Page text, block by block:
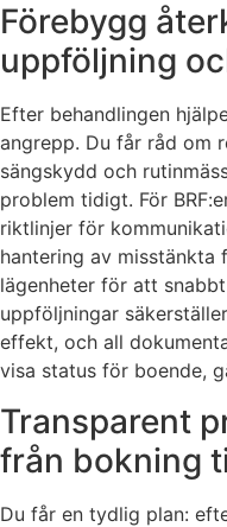
Förebygg
uppföljning
Efter behandlingen
angrepp. Du får råd om
sängskydd och
problem tidigt. För
riktlinjer för
hantering av misstänkta
lägenheter för att
uppföljningar
effekt, och all
visa status för boende,
Transparent
från bokning
Du får en tydlig plan: